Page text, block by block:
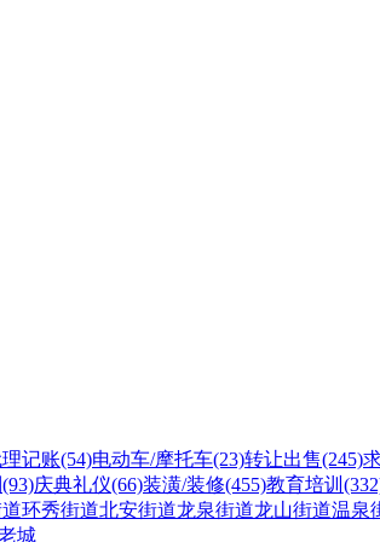
记账(54)电动车/摩托车(23)转让出售(245)
(93)庆典礼仪(66)装潢/装修(455)教育培训
环秀街道北安街道龙泉街道龙山街道温泉
城